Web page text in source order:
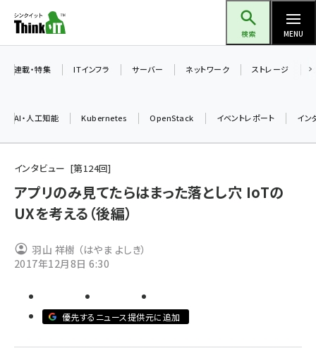
ン
ツ
検索 MENU
加藤銘のチーム貢献～仲間と築いた勝利の絆～ (2346)
iot女子会 (2303)
drupal (1980)
abc123 (1379)
連載・特集 ITインフラ サーバー ネットワーク ストレージ
AI・人工知能 Kubernetes OpenStack イベントレポート イン
インタビュー 第124回
アプリのみ見てたらはまった落とし穴 IoTの
UXを考える（後編）
羽山 祥樹 （はやま よしき）
2017年12月8日 6:30
優先するニュース提供元に追加